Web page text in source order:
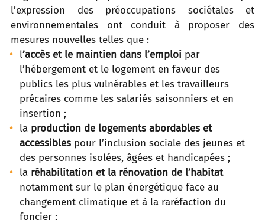
l’expression des préoccupations sociétales et
environnementales ont conduit à proposer des
mesures nouvelles telles que :
l’accès et le maintien dans l’emploi par
l’hébergement et le logement en faveur des
publics les plus vulnérables et les travailleurs
précaires comme les salariés saisonniers et en
insertion ;
la production de logements abordables et
accessibles pour l’inclusion sociale des jeunes et
des personnes isolées, âgées et handicapées ;
la réhabilitation et la rénovation de l’habitat
notamment sur le plan énergétique face au
changement climatique et à la raréfaction du
foncier ;